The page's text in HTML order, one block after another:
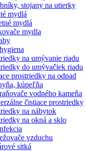
stojany na utierky
mydlá
mydlá
mydla
na umývanie riadu
do umývačiek riadu
prostriedky na odpad
kúpeľňa
vodného kameňa
čistiace prostriedky
na nábytok
na okná a sklo
vzduchu
sitká